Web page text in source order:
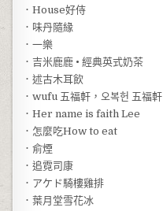
．House好侍
．味丹隨緣
．一樂
．吉米鹿鹿 • 經典英式奶茶
．述古木耳飲
．wufu 五福軒，오복헌 五福軒
．Her name is faith Lee
．怎麼吃How to eat
．俞煙
．追霓司康
．アケド騎樓雞排
．葉月堂雪花冰